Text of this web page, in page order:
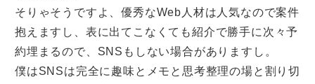
そりゃそうですよ、優秀なWeb人材は人気なので案件
抱えますし、表に出てこなくても紹介で勝手に次々予
約埋まるので、SNSもしない場合がありますし。
僕はSNSは完全に趣味とメモと思考整理の場と割り切